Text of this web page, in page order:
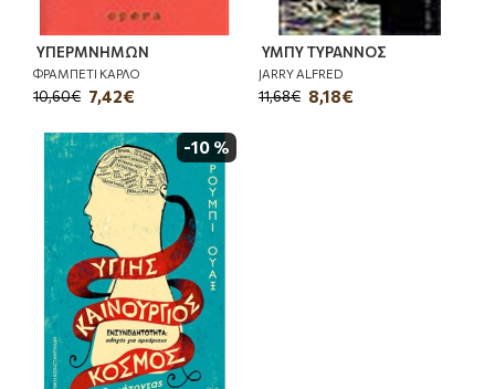
ΥΠΕΡΜΝΗΜΩΝ
ΦΡΑΜΠΕΤΙ ΚΑΡΛΟ
7,42€
10,60€
ΥΜΠΥ ΤΥΡΑΝΝΟΣ
JARRY ALFRED
8,18€
11,68€
-10 %